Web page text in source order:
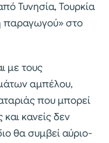
Τυνησία, Τουρκία
παραγωγού» στο
με τους
αμπέλου,
που μπορεί
κανείς δεν
θα συμβεί αύριο-